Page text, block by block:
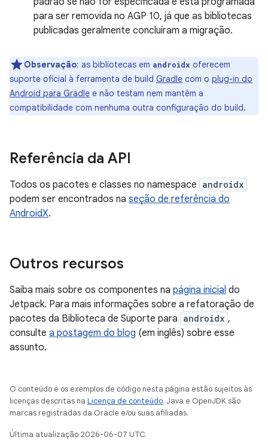
para ser removida no AGP 10, já que as bibliotecas
publicadas geralmente concluíram a migração.
Observação: as bibliotecas em androidx oferecem
suporte oficial à ferramenta de build Gradle com o plug-in do
Android para Gradle e não testam nem mantêm a
compatibilidade com nenhuma outra configuração do build.
Referência da API
Todos os pacotes e classes no namespace androidx
podem ser encontrados na seção de referência do
AndroidX.
Outros recursos
Saiba mais sobre os componentes na página inicial do
Jetpack. Para mais informações sobre a refatoração de
pacotes da Biblioteca de Suporte para androidx ,
consulte a postagem do blog (em inglês) sobre esse
assunto.
O conteúdo e os exemplos de código nesta página estão sujeitos às
licenças descritas na Licença de conteúdo. Java e OpenJDK são
marcas registradas da Oracle e/ou suas afiliadas.
Última atualização 2026-06-07 UTC.